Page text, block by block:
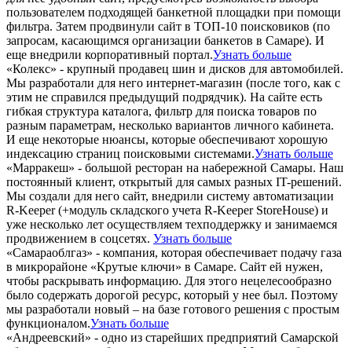
пользователем подходящей банкетной площадки при помощи
фильтра. Затем продвинули сайт в ТОП-10 поисковиков (по
запросам, касающимся организации банкетов в Самаре). И
еще внедрили корпоративный портал.Узнать больше
«Колекс» - крупный продавец шин и дисков для автомобилей.
Мы разработали для него интернет-магазин (после того, как с
этим не справился предыдущий подрядчик). На сайте есть
гибкая структура каталога, фильтр для поиска товаров по
разным параметрам, несколько вариантов личного кабинета.
И еще некоторые нюансы, которые обеспечивают хорошую
индексацию страниц поисковыми системами.Узнать больше
«Марракеш» - большой ресторан на набережной Самары. Наш
постоянный клиент, открытый для самых разных IT-решений.
Мы создали для него сайт, внедрили систему автоматизации
R-Keeper (+модуль складского учета R-Keeper StoreHouse) и
уже несколько лет осуществляем техподдержку и занимаемся
продвижением в соцсетях. Узнать больше
«Самараоблгаз» - компания, которая обеспечивает подачу газа
в микрорайоне «Крутые ключи» в Самаре. Сайт ей нужен,
чтобы раскрывать информацию. Для этого нецелесообразно
было содержать дорогой ресурс, который у нее был. Поэтому
мы разработали новый – на базе готового решения с простым
функционалом.Узнать больше
«Андреевский» - одно из старейших предприятий Самарской